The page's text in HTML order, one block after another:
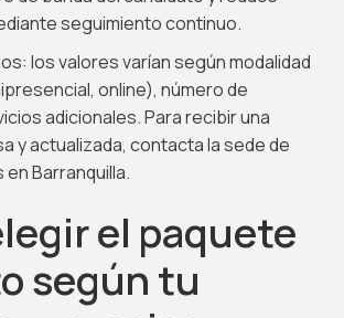
seguimiento continuo.
los valores varían según modalidad
online), número de
adicionales. Para recibir una
y actualizada, contacta la sede de
en Barranquilla.
el paquete
según tu